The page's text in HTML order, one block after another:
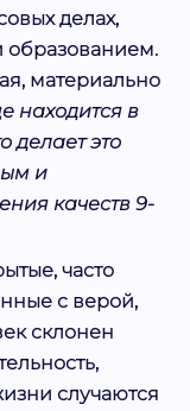
делах,
образованием.
материально
находится в
делает это
и
качеств 9-
часто
с верой,
склонен
случаются